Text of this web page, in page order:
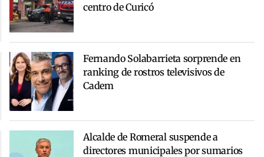
centro de Curicó
Fernando Solabarrieta sorprende en
ranking de rostros televisivos de
Cadem
Alcalde de Romeral suspende a
directores municipales por sumarios